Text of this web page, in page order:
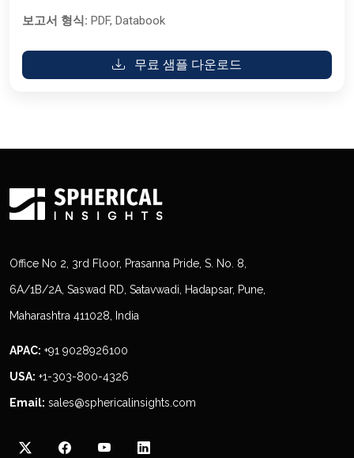
보고서 형식: PDF, Databook
무료 샘플 다운로드
Office No 2, 3rd Floor, Prasanna Pride, S. No. 8,
6A/1B/2A, Saswad RD, Satavwadi, Hadapsar, Pune,
Maharashtra 411028, India
APAC: +91 9028926100
USA: +1-303-800-4326
Email: sales@sphericalinsights.com